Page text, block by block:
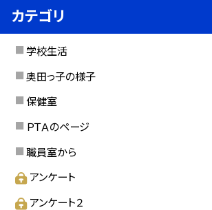
カテゴリ
学校生活
奥田っ子の様子
保健室
ＰＴＡのページ
職員室から
アンケート
アンケート２